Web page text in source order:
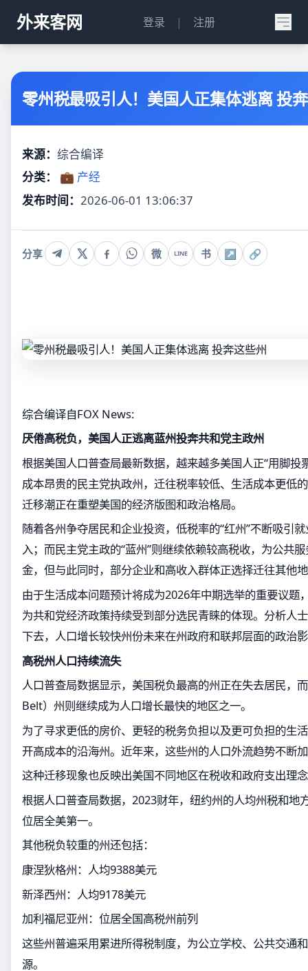
外来客网 登录 | 注册
零州税最吸引人！美国人正集体逃离 投
来源： 综合编译
分类：
💼 产经
发布时间： 2026-06-01 13:06:37
分享 微 LINE 书 ↗ 🔗
综合编译自FOX News:
厌倦高税负，美国人正逃离蓝州投奔共和党主政州
根据美国人口普查局最新数据，越来越多美国人正“用脚投
成本昂贵的民主党执政州，迁往税率较低、生活成本更低
迁移潮正在重塑美国的经济版图和政治格局。
随着各州争夺居民和企业投资，低税率的“红州”不断吸引
入；而民主党主政的“蓝州”则继续依赖较高税收，为公共
金，但与此同时，部分企业和高收入群体正选择迁往其他
由于生活成本问题预计将成为2026年中期选举的重要议题
为共和党经济政策持续受到部分选民青睐的体现。分析人
下去，人口增长较快州份未来在州政府和联邦层面的政治
高税州人口持续流失
人口普查局数据显示，美国税负最高的州正在失去居民，
Belt）州则继续成为人口增长最快的地区之一。
为了寻求更低的房价、更轻的税务负担以及更可负担的生
开高成本的沿海州。近年来，这些州的人口外流趋势不断
这种迁移现象也反映出美国不同地区在税收和政府支出理
根据人口普查局数据，2023财年，纽约州的人均州税和地
位居全美第一。
其他税负较重的州还包括：
康涅狄格州：人均9388美元
新泽西州：人均9178美元
加利福尼亚州：位居全国高税州前列
这些州普遍采用累进所得税制度，为公立学校、公共交通
源。